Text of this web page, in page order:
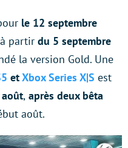
le 12 septembre
partir du 5 septembre
la version Gold. Une
etXbox Series X|S est
, après deux bêta
août.